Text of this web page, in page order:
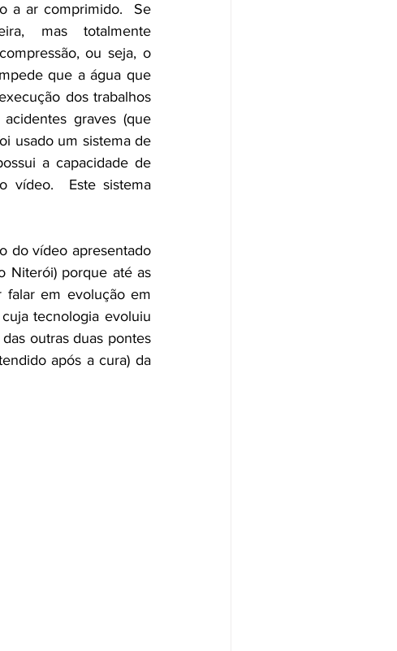
a ar comprimido.  Se
mas totalmente
ou seja, o
que a água que
dos trabalhos
graves (que
usado um sistema de
a capacidade de
vídeo.  Este sistema
do vídeo apresentado
Niterói) porque até as
falar em evolução em
tecnologia evoluiu
outras duas pontes
após a cura) da